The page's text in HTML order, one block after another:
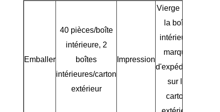
Emballer
40 pièces/boîte
intérieure, 2
boîtes
intérieures/carton
extérieur
Impression
Vierge pour
la boîte
intérieure,
marque
d'expédition
sur le
carton